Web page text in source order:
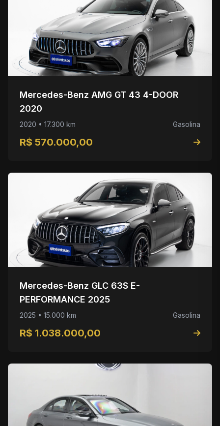
Mercedes-Benz AMG GT 43 4-DOOR
2020
2020 • 17.300 km Gasolina
R$ 570.000,00
Mercedes-Benz GLC 63S E-
PERFORMANCE 2025
2025 • 15.000 km Gasolina
R$ 1.038.000,00